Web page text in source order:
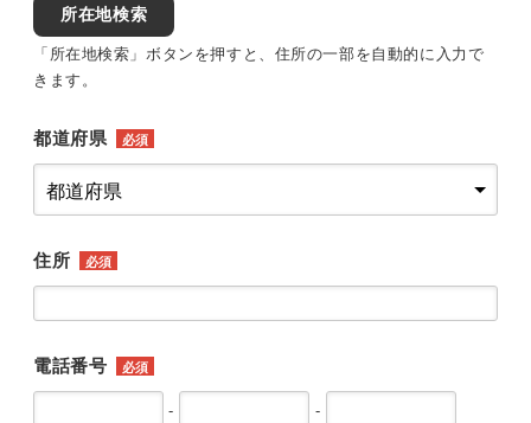
所在地検索
「所在地検索」ボタンを押すと、住所の一部を自動的に入力で
きます。
都道府県 必須
住所 必須
電話番号 必須
-
-